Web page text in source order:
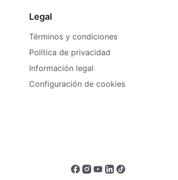
Legal
Términos y condiciones
Política de privacidad
Información legal
Configuración de cookies